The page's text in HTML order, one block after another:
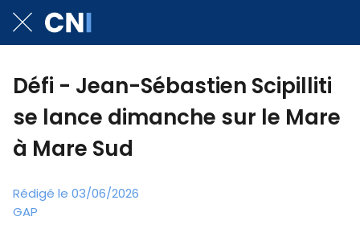
Défi - Jean-Sébastien Scipilliti
se lance dimanche sur le Mare
à Mare Sud
Rédigé le 03/06/2026
GAP